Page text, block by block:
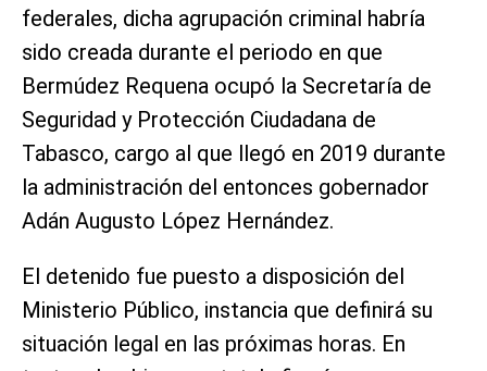
federales, dicha agrupación criminal habría
sido creada durante el periodo en que
Bermúdez Requena ocupó la Secretaría de
Seguridad y Protección Ciudadana de
Tabasco, cargo al que llegó en 2019 durante
la administración del entonces gobernador
Adán Augusto López Hernández.
El detenido fue puesto a disposición del
Ministerio Público, instancia que definirá su
situación legal en las próximas horas. En